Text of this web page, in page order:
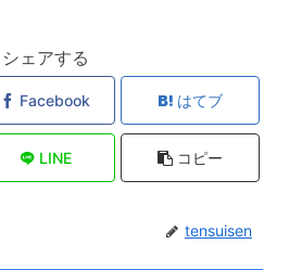
シェアする
Facebook はてブ
LINE コピー
tensuisen